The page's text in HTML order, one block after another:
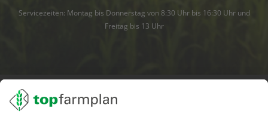
Servicezeiten: Montag bis Donnerstag von 8:30 Uhr bis 16:30 Uhr und
Freitag bis 13 Uhr